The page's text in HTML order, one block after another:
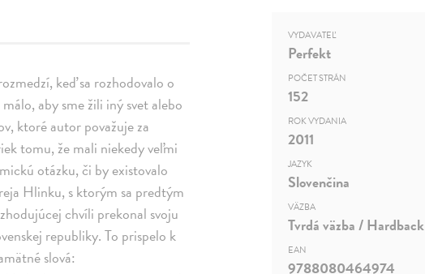
keď sa rozhodovalo o
aby sme žili iný svet alebo
ktoré autor považuje za
tomu, že mali niekedy veľmi
otázku, či by existovalo
Hlinku, s ktorým sa predtým
chvíli prekonal svoju
republiky. To prispelo k
slová:
VYDAVATEĽ
Perfekt
POČET STRÁN
152
ROK VYDANIA
2011
JAZYK
Slovenčina
VÄZBA
Tvrdá väzba / Hardback
EAN
9788080464974